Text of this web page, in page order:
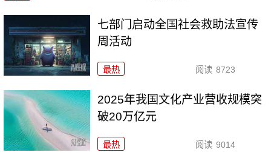
七部门启动全国社会救助法宣传
周活动
最热 阅读 8723
2025年我国文化产业营收规模突
破20万亿元
最热 阅读 9014